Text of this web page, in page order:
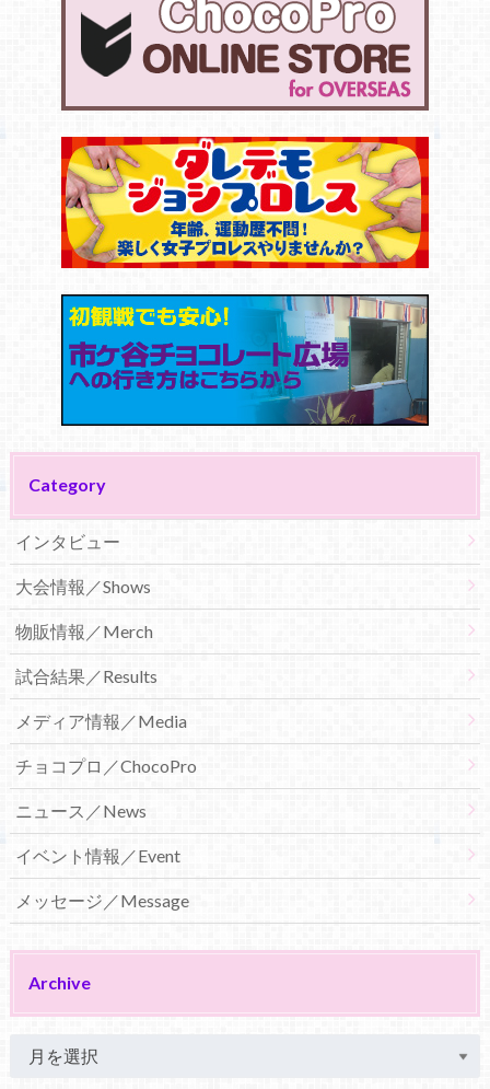
Category
インタビュー
大会情報／Shows
物販情報／Merch
試合結果／Results
メディア情報／Media
チョコプロ／ChocoPro
ニュース／News
イベント情報／Event
メッセージ／Message
Archive